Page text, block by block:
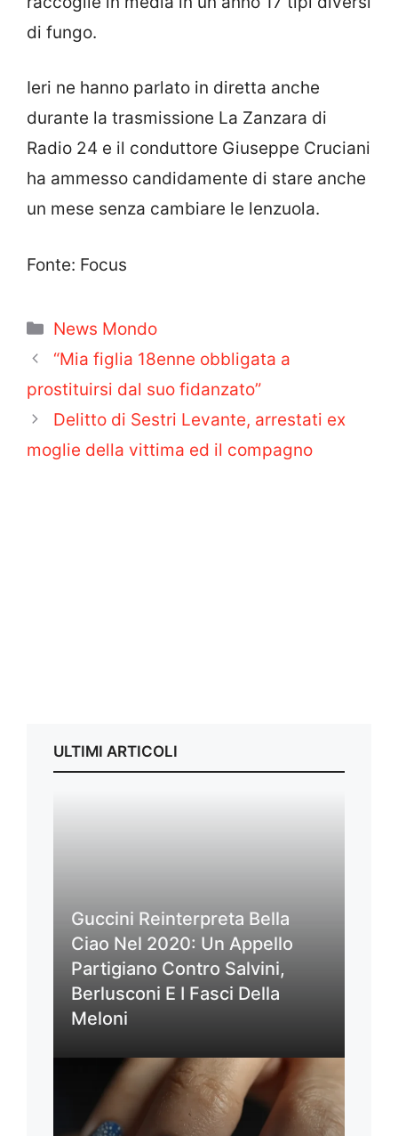
di fungo.
Ieri ne hanno parlato in diretta anche
durante la trasmissione La Zanzara di
Radio 24 e il conduttore Giuseppe Cruciani
ha ammesso candidamente di stare anche
un mese senza cambiare le lenzuola.
Fonte: Focus
Categorie
News Mondo
“Mia figlia 18enne obbligata a
prostituirsi dal suo fidanzato”
Delitto di Sestri Levante, arrestati ex
moglie della vittima ed il compagno
ULTIMI ARTICOLI
Guccini Reinterpreta Bella
Ciao Nel 2020: Un Appello
Partigiano Contro Salvini,
Berlusconi E I Fasci Della
Meloni